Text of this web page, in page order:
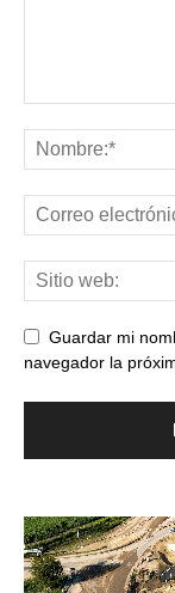
Guardar mi
navegador la